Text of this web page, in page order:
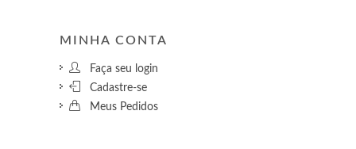
MINHA CONTA
Faça seu login
Cadastre-se
Meus Pedidos